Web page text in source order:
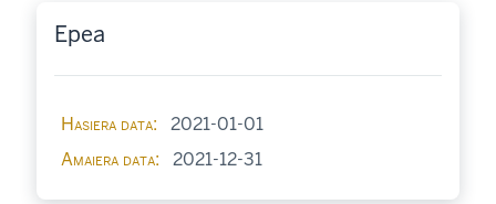
Epea
Hasiera data
2021-01-01
Amaiera data
2021-12-31